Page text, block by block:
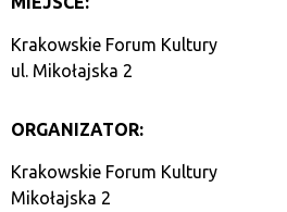
Krakowskie Forum Kultury
ul. Mikołajska 2
ORGANIZATOR:
Krakowskie Forum Kultury
Mikołajska 2